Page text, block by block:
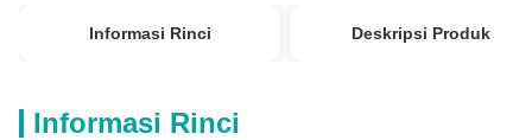
Informasi Rinci Deskripsi Produk
Informasi Rinci